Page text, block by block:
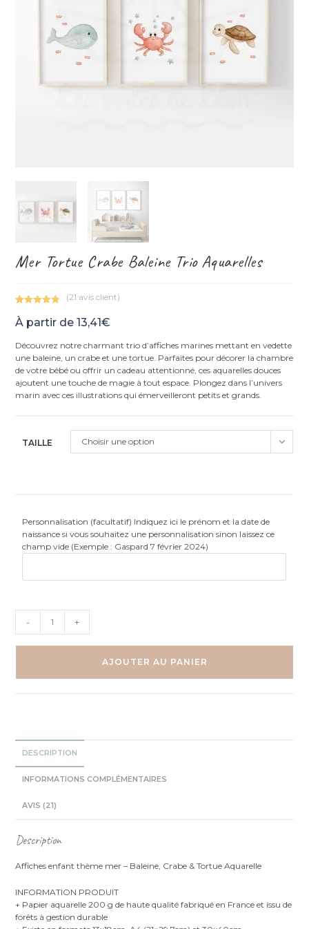
Mer Tortue Crabe Baleine Trio Aquarelles
sur 5
notations
(21 avis client)
À partir de13,41€
Découvrez notre charmant trio d’affiches marines mettant en vedette
une baleine, un crabe et une tortue. Parfaites pour décorer la chambre
de votre bébé ou offrir un cadeau attentionné, ces aquarelles douces
ajoutent une touche de magie à tout espace. Plongez dans l’univers
marin avec ces illustrations qui émerveilleront petits et grands.
TAILLE Choisir une option
Personnalisation (facultatif) Indiquez ici le prénom et la date de
naissance si vous souhaitez une personnalisation sinon laissez ce
champ vide (Exemple : Gaspard 7 février 2024)
Mer
- +
AJOUTER AU PANIER
DESCRIPTION
INFORMATIONS COMPLÉMENTAIRES
AVIS (21)
Description
Affiches enfant thème mer – Baleine, Crabe & Tortue Aquarelle
INFORMATION PRODUIT
+ Papier aquarelle 200 g de haute qualité fabriqué en France et issu de
forêts à gestion durable